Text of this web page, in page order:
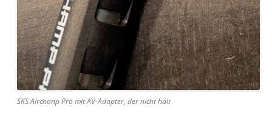
SKS Airchanp Pro mit AV-Adapter, der nicht hält